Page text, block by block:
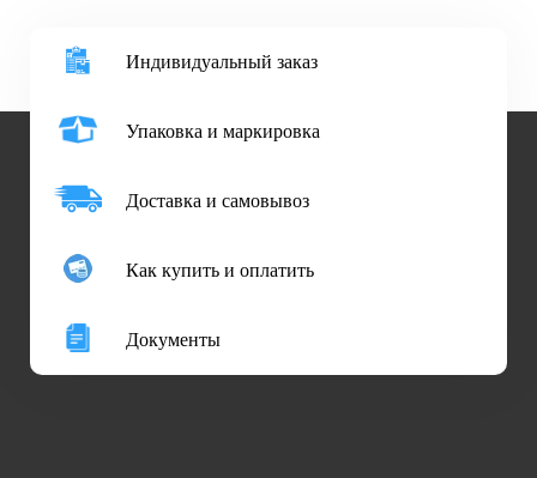
Индивидуальный заказ
Упаковка и маркировка
Доставка и самовывоз
Как купить и оплатить
Документы